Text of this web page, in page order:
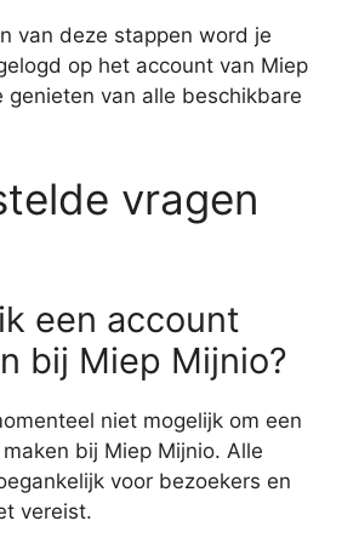
van deze stappen word je
op het account van Miep
genieten van alle beschikbare
vragen
een account
bij Miep Mijnio?
niet mogelijk om een
bij Miep Mijnio. Alle
voor bezoekers en
vereist.